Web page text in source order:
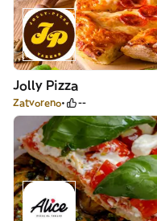
Jolly Pizza
Zatvoreno --